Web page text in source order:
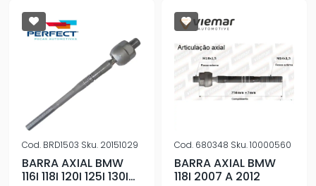
Cod. BRD1503 Sku. 20151029
BARRA AXIAL BMW
116I 118I 120I 125I 130I
Cod. 680348 Sku.10000560
BARRA AXIAL BMW
118I 2007 A 2012